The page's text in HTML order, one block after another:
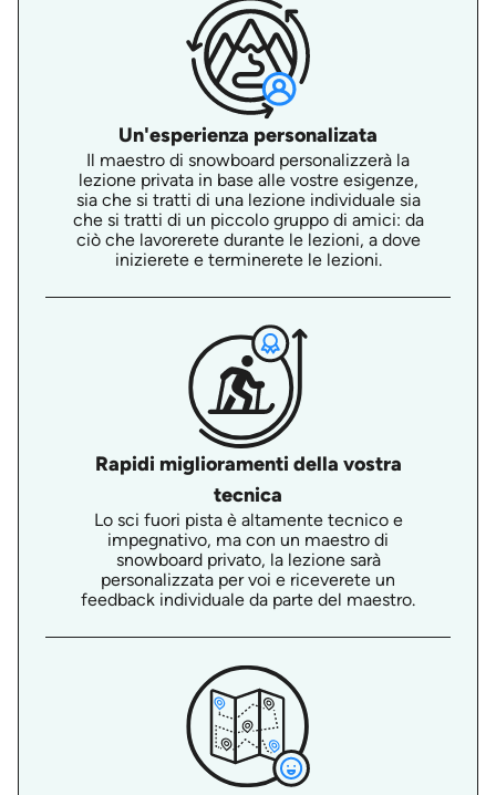
Un'esperienza personalizata
Il maestro di snowboard personalizzerà la
lezione privata in base alle vostre esigenze,
sia che si tratti di una lezione individuale sia
che si tratti di un piccolo gruppo di amici: da
ciò che lavorerete durante le lezioni, a dove
inizierete e terminerete le lezioni.
Rapidi miglioramenti della vostra
tecnica
Lo sci fuori pista è altamente tecnico e
impegnativo, ma con un maestro di
snowboard privato, la lezione sarà
personalizzata per voi e riceverete un
feedback individuale da parte del maestro.